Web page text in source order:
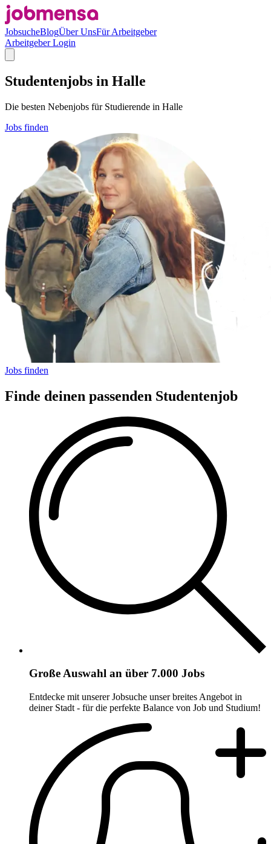
JobsucheBlogÜber UnsFür Arbeitgeber
Arbeitgeber Login
Studentenjobs in Halle
Die besten Nebenjobs für Studierende in Halle
Jobs finden
Jobs finden
Finde deinen passenden Studentenjob
Große Auswahl an über 7.000 Jobs
Entdecke mit unserer Jobsuche unser breites Angebot in
deiner Stadt - für die perfekte Balance von Job und Studium!